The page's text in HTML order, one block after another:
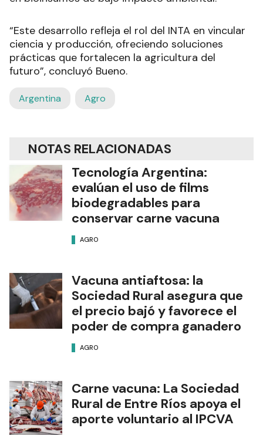
“Este desarrollo refleja el rol del INTA en vincular
ciencia y producción, ofreciendo soluciones
prácticas que fortalecen la agricultura del
futuro”, concluyó Bueno.
Argentina Agro
NOTAS RELACIONADAS
Tecnología Argentina:
evalúan el uso de films
biodegradables para
conservar carne vacuna
AGRO
Vacuna antiaftosa: la
Sociedad Rural asegura que
el precio bajó y favorece el
poder de compra ganadero
AGRO
Carne vacuna: La Sociedad
Rural de Entre Ríos apoya el
aporte voluntario al IPCVA